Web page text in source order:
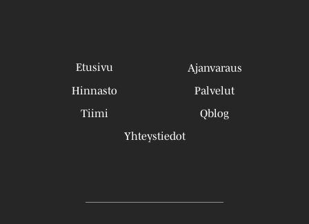
Etusivu
Ajanvaraus
Hinnasto
Palvelut
Tiimi
Qblog
Yhteystiedot